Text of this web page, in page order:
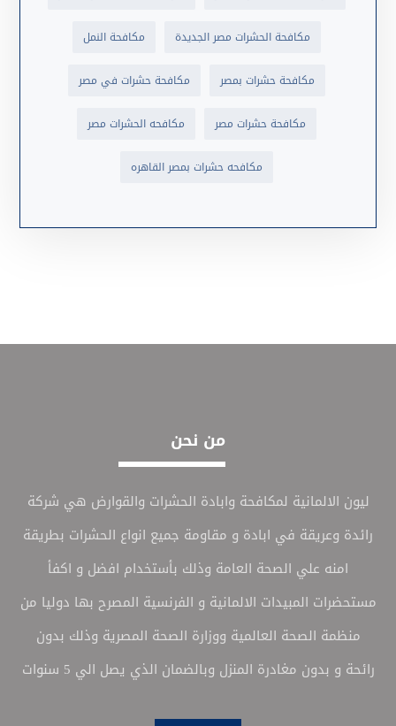
مكافحة الحشرات مصر الجديدة مكافحة النمل
مكافحة حشرات بمصر مكافحة حشرات في مصر
مكافحة حشرات مصر مكافحه الحشرات مصر
مكافحه حشرات بمصر القاهره
من نحن
ليون الالمانية لمكافحة وابادة الحشرات والقوارض هي شركة
رائدة وعريقة في ابادة و مقاومة جميع انواع الحشرات بطريقة
امنه علي الصحة العامة وذلك بأستخدام افضل و اكفأ
مستحضرات المبيدات الالمانية و الفرنسية المصرح بها دوليا من
منظمة الصحة العالمية ووزارة الصحة المصرية وذلك بدون
رائحة و بدون مغادرة المنزل وبالضمان الذي يصل الي 5 سنوات